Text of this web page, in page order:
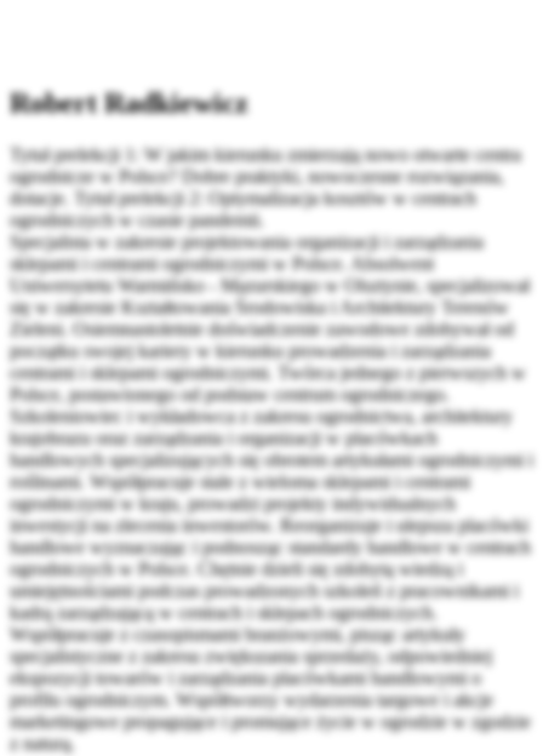
Robert Radkiewicz
Tytuł prelekcji 1: W jakim kierunku zmierzają nowo otwarte centra
ogrodnicze w Polsce? Dobre praktyki, nowoczesne rozwiązania,
dotacje. Tytuł prelekcji 2: Optymalizacja kosztów w centrach
ogrodniczych w czasie pandemii.
Specjalista w zakresie projektowania organizacji i zarządzania
sklepami i centrami ogrodniczymi w Polsce. Absolwent
Uniwersytetu Warmińsko - Mazurskiego w Olsztynie, specjalizował
się w zakresie Kształtowania Środowiska i Architektury Terenów
Zieleni. Osiemnastoletnie doświadczenie zawodowe zdobywał od
początku swojej kariery w kierunku prowadzenia i zarządzania
centrami i sklepami ogrodniczymi. Twórca jednego z pierwszych w
Polsce, postawionego od podstaw centrum ogrodniczego.
Szkoleniowiec i wykładowca z zakresu ogrodnictwa, architektury
krajobrazu oraz zarządzania i organizacji w placówkach
handlowych specjalizujących się obrotem artykułami ogrodniczymi i
roślinami. Współpracuje stale z wieloma sklepami i centrami
ogrodniczymi w kraju, prowadzi projekty indywidualnych
inwestycji na zlecenia inwestorów. Reorganizuje i ulepsza placówki
handlowe wyznaczając i podnosząc standardy handlowe w centrach
ogrodniczych w Polsce. Chętnie dzieli się zdobytą wiedzą i
umiejętnościami podczas prowadzonych szkoleń z pracownikami i
kadrą zarządzającą w centrach i sklepach ogrodniczych.
Współpracuje z czasopismami branżowymi, pisząc artykuły
specjalistyczne z zakresu zwiększania sprzedaży, odpowiedniej
ekspozycji towarów i zarządzania placówkami handlowymi o
profilu ogrodniczym. Współtworzy wydarzenia targowe i akcje
marketingowe propagujące i promujące życie w ogrodzie w zgodzie
z naturą.